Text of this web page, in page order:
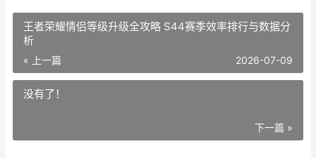
王者荣耀情侣等级升级全攻略 S44赛季效率排行与数据分
析
« 上一篇 2026-07-09
没有了！
下一篇 »